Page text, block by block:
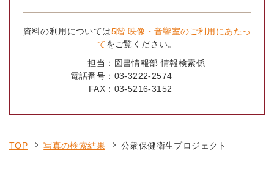
資料の利用については5階 映像・音響室のご利用にあたっ
てをご覧ください。
担当： 図書情報部 情報検索係
電話番号： 03-3222-2574
FAX： 03-5216-3152
TOP 写真の検索結果 公衆保健衛生プロジェクト